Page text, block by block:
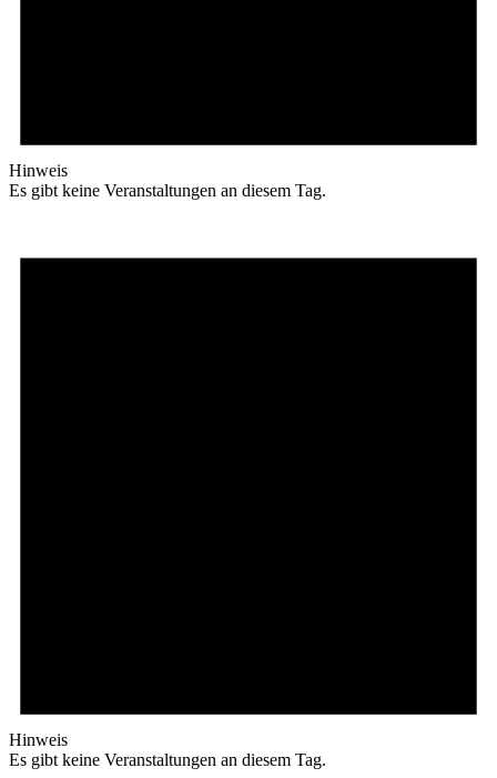
Hinweis
Es gibt keine Veranstaltungen an diesem Tag.
Hinweis
Es gibt keine Veranstaltungen an diesem Tag.